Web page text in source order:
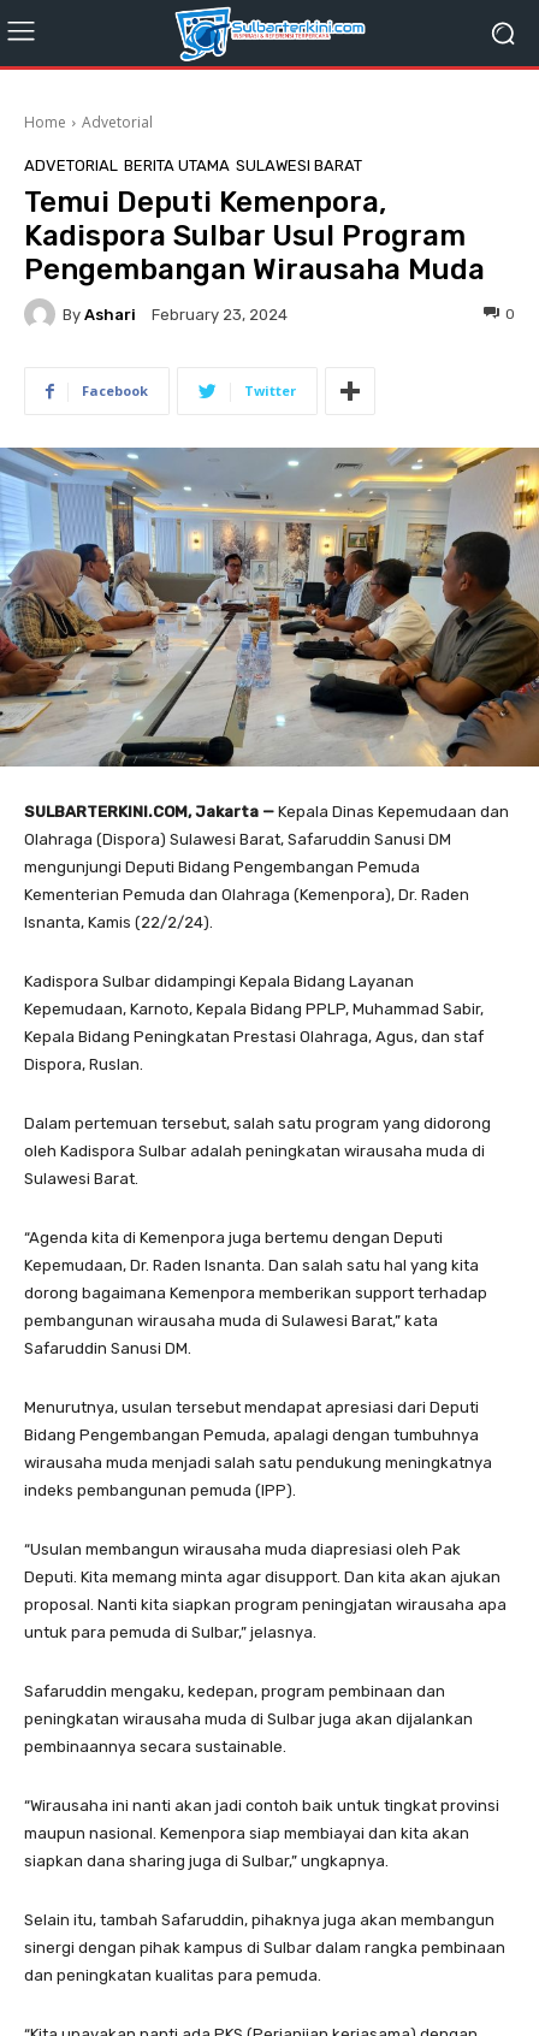
Home Advetorial
ADVETORIAL BERITA UTAMA SULAWESI BARAT
Temui Deputi Kemenpora,
Kadispora Sulbar Usul Program
Pengembangan Wirausaha Muda
By Ashari February 23, 2024 0
Facebook Twitter
SULBARTERKINI.COM, Jakarta — Kepala Dinas Kepemudaan dan
Olahraga (Dispora) Sulawesi Barat, Safaruddin Sanusi DM
mengunjungi Deputi Bidang Pengembangan Pemuda
Kementerian Pemuda dan Olahraga (Kemenpora), Dr. Raden
Isnanta, Kamis (22/2/24).
Kadispora Sulbar didampingi Kepala Bidang Layanan
Kepemudaan, Karnoto, Kepala Bidang PPLP, Muhammad Sabir,
Kepala Bidang Peningkatan Prestasi Olahraga, Agus, dan staf
Dispora, Ruslan.
Dalam pertemuan tersebut, salah satu program yang didorong
oleh Kadispora Sulbar adalah peningkatan wirausaha muda di
Sulawesi Barat.
“Agenda kita di Kemenpora juga bertemu dengan Deputi
Kepemudaan, Dr. Raden Isnanta. Dan salah satu hal yang kita
dorong bagaimana Kemenpora memberikan support terhadap
pembangunan wirausaha muda di Sulawesi Barat,” kata
Safaruddin Sanusi DM.
Menurutnya, usulan tersebut mendapat apresiasi dari Deputi
Bidang Pengembangan Pemuda, apalagi dengan tumbuhnya
wirausaha muda menjadi salah satu pendukung meningkatnya
indeks pembangunan pemuda (IPP).
“Usulan membangun wirausaha muda diapresiasi oleh Pak
Deputi. Kita memang minta agar disupport. Dan kita akan ajukan
proposal. Nanti kita siapkan program peningjatan wirausaha apa
untuk para pemuda di Sulbar,” jelasnya.
Safaruddin mengaku, kedepan, program pembinaan dan
peningkatan wirausaha muda di Sulbar juga akan dijalankan
pembinaannya secara sustainable.
“Wirausaha ini nanti akan jadi contoh baik untuk tingkat provinsi
maupun nasional. Kemenpora siap membiayai dan kita akan
siapkan dana sharing juga di Sulbar,” ungkapnya.
Selain itu, tambah Safaruddin, pihaknya juga akan membangun
sinergi dengan pihak kampus di Sulbar dalam rangka pembinaan
dan peningkatan kualitas para pemuda.